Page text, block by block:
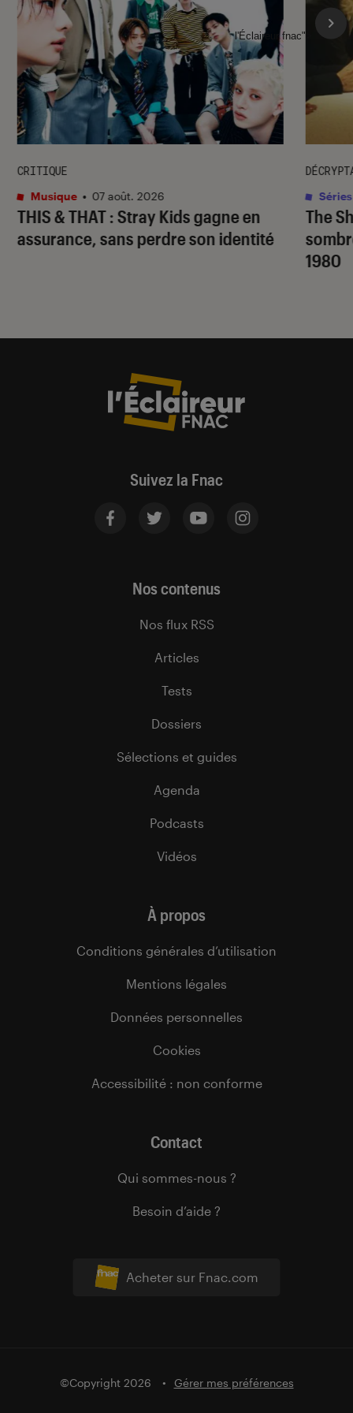
THIS & THAT: Stray Kids gagne en
assurance, sans perdre son identité
CRITIQUE
Musique • 07 août. 2026
The
1980
Séries
l'Éclaireur fnac">
Suivez la Fnac
Acheter sur Fnac.com
Nos contenus
Nos flux RSS
Articles
Tests
Dossiers
Sélections et guides
Agenda
Podcasts
Vidéos
À propos
Conditions générales d’utilisation
Mentions légales
Données personnelles
Cookies
Accessibilité : non conforme
Contact
Qui sommes-nous ?
Besoin d’aide ?
©Copyright 2026 Gérer mes préférences